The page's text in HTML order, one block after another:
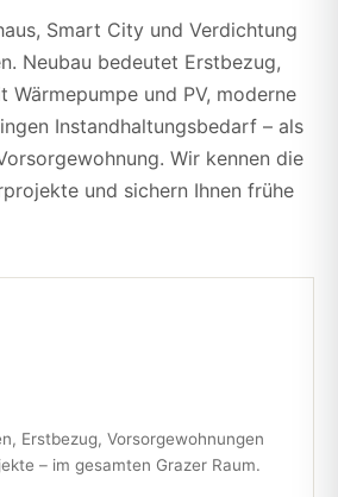
Smart City und Verdichtung
Neubau bedeutet Erstbezug,
Wärmepumpe und PV, moderne
Instandhaltungsbedarf – als
Wir kennen die
und sichern Ihnen frühe
Erstbezug, Vorsorgewohnungen
– im gesamten Grazer Raum.